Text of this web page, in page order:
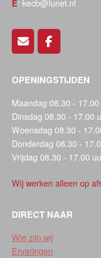
E
OPENINGSTIJDEN
Maandag 08.30 -
Dinsdag 08.30 - 17.00
Woensdag 08.30 -
Donderdag 08.30 -
Vrijdag 08.30 - 17.00
Wij werken alleen op
DIRECT NAAR
Wie zijn wij
Ervaringen